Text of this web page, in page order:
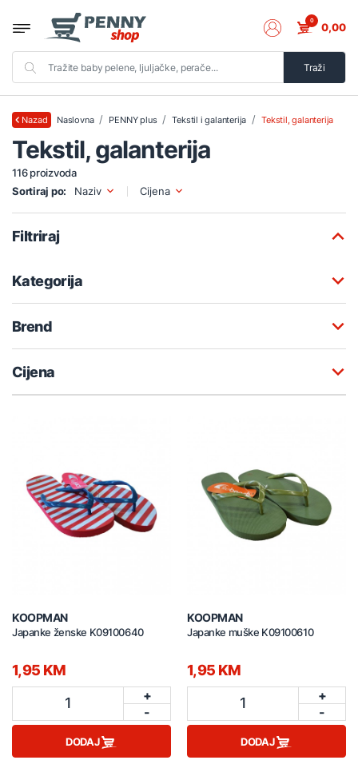
Traži
0 0,00
Nazad Naslovna PENNY plus Tekstil i galanterija Tekstil, galanterija
Tekstil, galanterija
116 proizvoda
Sortiraj po:
Naziv Cijena
Filtriraj
Kategorija
Brend
Cijena
KOOPMAN
Japanke ženske K09100640
1,95 KM
1
+
-
DODAJ
KOOPMAN
Japanke muške K09100610
1,95 KM
1
+
-
DODAJ